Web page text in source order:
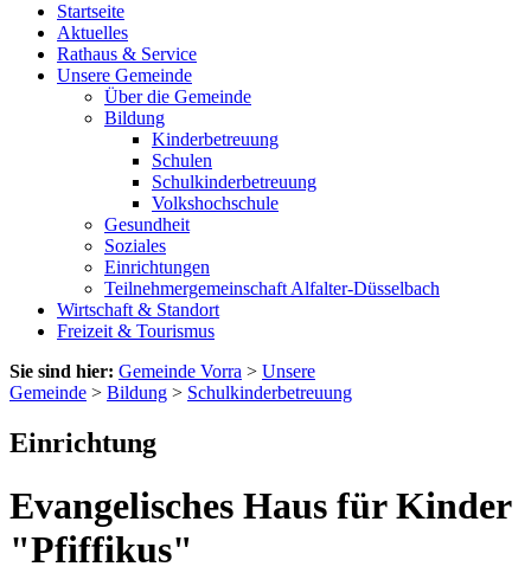
Startseite
Aktuelles
Rathaus & Service
Unsere Gemeinde
Über die Gemeinde
Bildung
Kinderbetreuung
Schulen
Schulkinderbetreuung
Volkshochschule
Gesundheit
Soziales
Einrichtungen
Teilnehmergemeinschaft Alfalter-Düsselbach
Wirtschaft & Standort
Freizeit & Tourismus
Sie sind hier: Gemeinde Vorra > Unsere
Gemeinde > Bildung > Schulkinderbetreuung
Einrichtung
Evangelisches Haus für Kinder
"Pfiffikus"